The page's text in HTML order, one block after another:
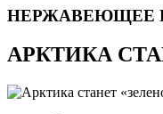
НЕРЖАВЕЮЩЕЕ
АРКТИКА